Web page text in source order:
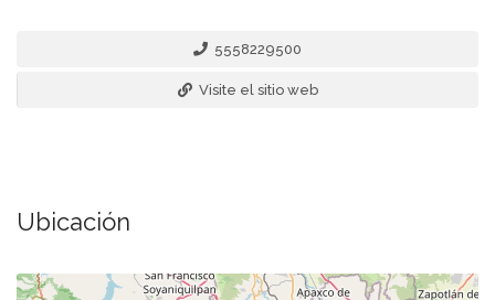
5558229500
Visite el sitio web
Ubicación